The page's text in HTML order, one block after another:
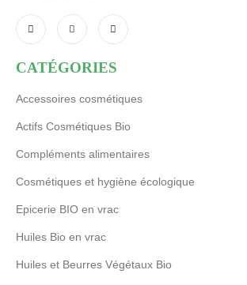
CATÉGORIES
Accessoires cosmétiques
Actifs Cosmétiques Bio
Compléments alimentaires
Cosmétiques et hygiène écologique
Epicerie BIO en vrac
Huiles Bio en vrac
Huiles et Beurres Végétaux Bio